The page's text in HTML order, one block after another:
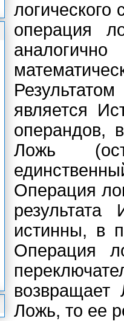
операция
является
операндов,
Ложь
Операция
истинны, в
Операция
Ложь, то ее